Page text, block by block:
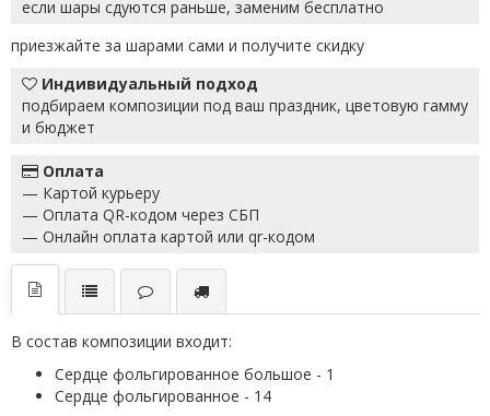
если шары сдуются раньше, заменим бесплатно
приезжайте за шарами сами и получите скидку
Индивидуальный подход
подбираем композиции под ваш праздник, цветовую гамму
и бюджет
Оплата
— Картой курьеру
— Оплата QR-кодом через СБП
— Онлайн оплата картой или qr-кодом
В состав композиции входит:
Сердце фольгированное большое - 1
Сердце фольгированное - 14